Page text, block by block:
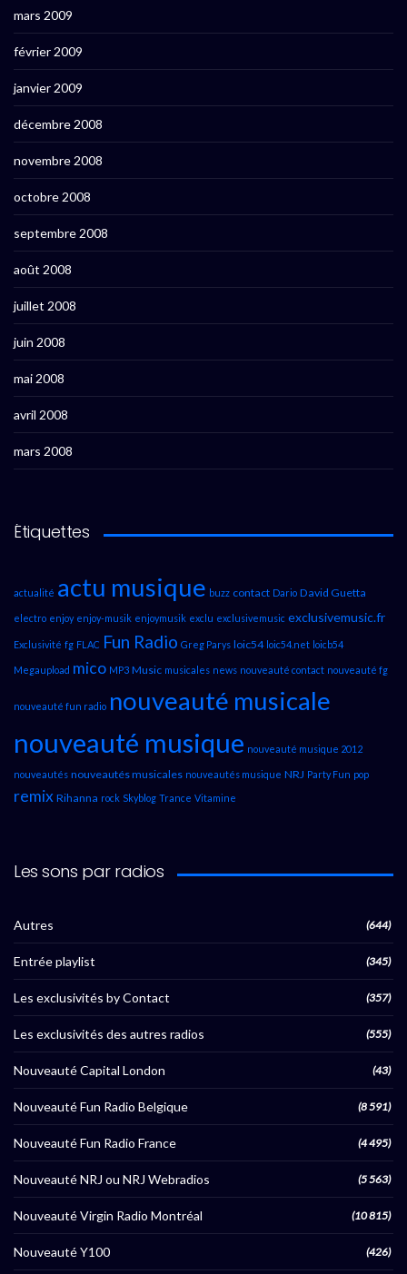
mars 2009
février 2009
janvier 2009
décembre 2008
novembre 2008
octobre 2008
septembre 2008
août 2008
juillet 2008
juin 2008
mai 2008
avril 2008
mars 2008
Étiquettes
actualité actu musique buzz contact Dario David Guetta
electro enjoy enjoy-musik enjoymusik exclu exclusivemusic exclusivemusic.fr
Exclusivité fg FLAC Fun Radio Greg Parys loic54 loic54.net loicb54
Megaupload mico MP3 Music musicales news nouveauté contact nouveauté fg
nouveauté fun radio nouveauté musicale
nouveauté musique nouveauté musique 2012
nouveautés nouveautés musicales nouveautés musique NRJ Party Fun pop
remix Rihanna rock Skyblog Trance Vitamine
Les sons par radios
Autres (644)
Entrée playlist (345)
Les exclusivités by Contact (357)
Les exclusivités des autres radios (555)
Nouveauté Capital London (43)
Nouveauté Fun Radio Belgique (8 591)
Nouveauté Fun Radio France (4 495)
Nouveauté NRJ ou NRJ Webradios (5 563)
Nouveauté Virgin Radio Montréal (10 815)
Nouveauté Y100 (426)